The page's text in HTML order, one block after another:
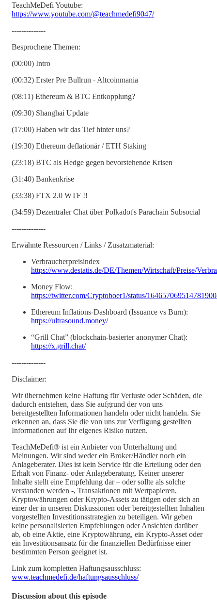
TeachMeDefi Youtube:
https://www.youtube.com/@teachmedefi9047/
--------------
Besprochene Themen:
(00:00) Intro
(00:32) Erster Pre Bullrun - Altcoinmania
(08:11) Ethereum & BTC Entkopplung?
(09:30) Shanghai Update
(17:00) Haben wir das Tief hinter uns?
(19:30) Ethereum deflationär / ETH Staking
(23:18) BTC als Hedge gegen bevorstehende Krisen
(31:40) Bankenkrise
(33:38) FTX 2.0 WTF !!
(34:59) Dezentraler Chat über Polkadot's Parachain Subsocial
--------------
Erwähnte Ressourcen / Links / Zusatzmaterial:
Verbraucherpreisindex
https://www.destatis.de/DE/Themen/Wirtschaft/Preise/
Money Flow:
https://twitter.com/Cryptoboer1/status/
Ethereum Inflations-Dashboard (Issuance vs Burn):
https://ultrasound.money/
“Grill Chat” (blockchain-basierter anonymer Chat):
https://x.grill.chat/
--------------
Disclaimer:
Wir übernehmen keine Haftung für Verluste oder Schäden, die
dadurch entstehen, dass Sie aufgrund der von uns
bereitgestellten Informationen handeln oder nicht handeln. Sie
erkennen an, dass Sie die von uns zur Verfügung gestellten
Informationen auf Ihr eigenes Risiko nutzen.
TeachMeDefi® ist ein Anbieter von Unterhaltung und
Meinungen. Wir sind weder ein Broker/Händler noch ein
Anlageberater. Dies ist kein Service für die Erteilung oder den
Erhalt von Finanz- oder Anlageberatung. Keiner unserer
Inhalte stellt eine Empfehlung dar – oder sollte als solche
verstanden werden -, Transaktionen mit Wertpapieren,
Kryptowährungen oder Krypto-Assets zu tätigen oder sich an
einer der in unseren Diskussionen oder bereitgestellten Inhalten
vorgestellten Investitionsstrategien zu beteiligen. Wir geben
keine personalisierten Empfehlungen oder Ansichten darüber
ab, ob eine Aktie, eine Kryptowährung, ein Krypto-Asset oder
ein Investitionsansatz für die finanziellen Bedürfnisse einer
bestimmten Person geeignet ist.
Link zum kompletten Haftungsausschluss:
www.teachmedefi.de/haftungsausschluss/
Discussion about this episode